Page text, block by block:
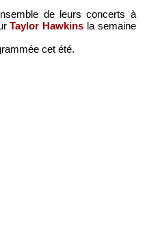
de leurs concerts à
Taylor Hawkins la semaine
cet été.